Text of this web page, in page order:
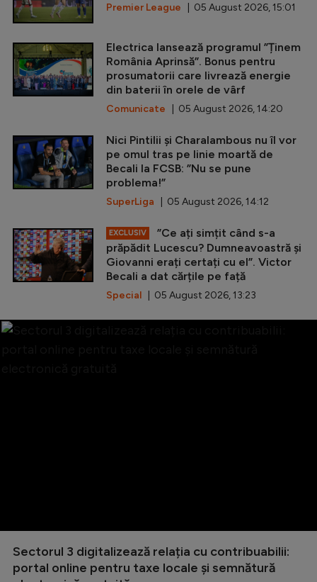
Premier League | 05 August 2026, 15:01
Electrica lansează programul ”Ținem
România Aprinsă”. Bonus pentru
prosumatorii care livrează energie
din baterii în orele de vârf
Comunicate | 05 August 2026, 14:20
Nici Pintilii și Charalambous nu îl vor
pe omul tras pe linie moartă de
Becali la FCSB: ”Nu se pune
problema!”
SuperLiga | 05 August 2026, 14:12
EXCLUSIV
”Ce ați simțit când s-a
prăpădit Lucescu? Dumneavoastră și
Giovanni erați certați cu el”. Victor
Becali a dat cărțile pe față
Special | 05 August 2026, 13:23
Sectorul 3 digitalizează relația cu contribuabilii:
portal online pentru taxe locale și semnătură